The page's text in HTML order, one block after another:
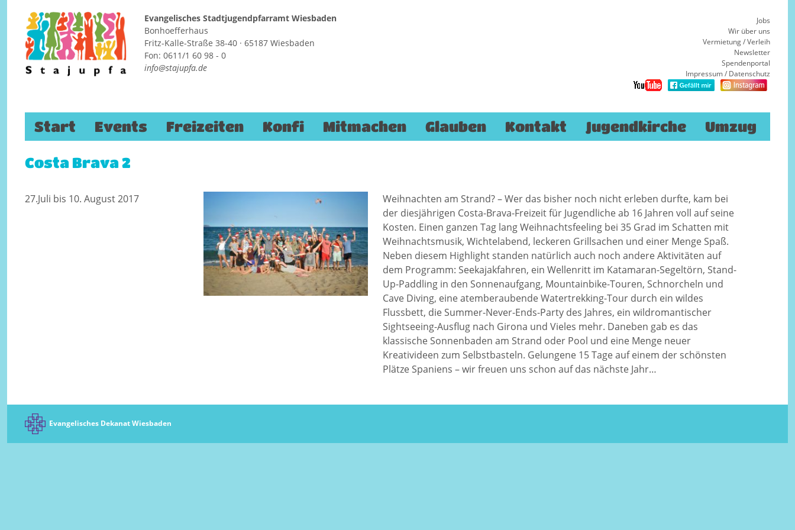
Evangelisches Stadtjugendpfarramt Wiesbaden
Bonhoefferhaus
Fritz-Kalle-Straße 38-40 · 65187 Wiesbaden
Fon: 0611/1 60 98 - 0
info@stajupfa.de
Jobs
Wir über uns
Vermietung / Verleih
Newsletter
Spendenportal
Impressum/ Datenschutz
Zum Inhalt springen
Start Events Freizeiten Konfi Mitmachen Glauben Kontakt Jugendkirche Umzug
Costa Brava 2
27.Juli bis 10. August 2017
Weihnachten am Strand? – Wer das bisher noch nicht erleben durfte, kam bei
der diesjährigen Costa-Brava-Freizeit für Jugendliche ab 16 Jahren voll auf seine
Kosten. Einen ganzen Tag lang Weihnachtsfeeling bei 35 Grad im Schatten mit
Weihnachtsmusik, Wichtelabend, leckeren Grillsachen und einer Menge Spaß.
Neben diesem Highlight standen natürlich auch noch andere Aktivitäten auf
dem Programm: Seekajakfahren, ein Wellenritt im Katamaran-Segeltörn, Stand-
Up-Paddling in den Sonnenaufgang, Mountainbike-Touren, Schnorcheln und
Cave Diving, eine atemberaubende Watertrekking-Tour durch ein wildes
Flussbett, die Summer-Never-Ends-Party des Jahres, ein wildromantischer
Sightseeing-Ausflug nach Girona und Vieles mehr. Daneben gab es das
klassische Sonnenbaden am Strand oder Pool und eine Menge neuer
Kreativideen zum Selbstbasteln. Gelungene 15 Tage auf einem der schönsten
Plätze Spaniens – wir freuen uns schon auf das nächste Jahr…
Evangelisches Dekanat Wiesbaden